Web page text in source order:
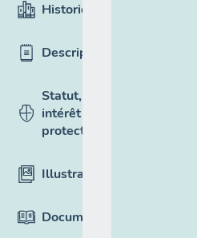
Historique
Description
Statut,
intérêt et
protection
Illustrations
Documentation